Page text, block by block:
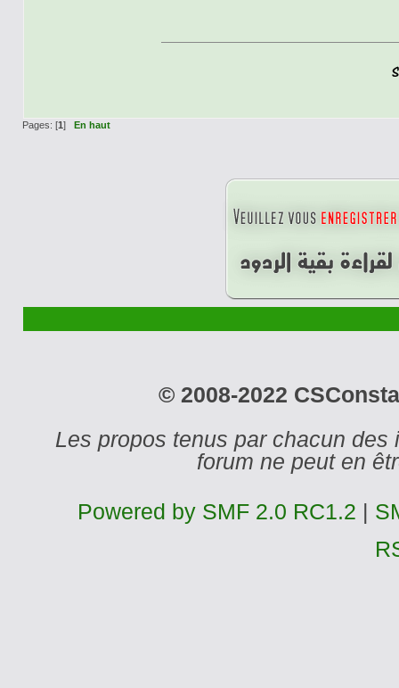
Pages: [1] En haut
© 2008-2022
Les propos tenus par chacun
forum ne peut en
Powered by SMF 2.0 RC1.2 |